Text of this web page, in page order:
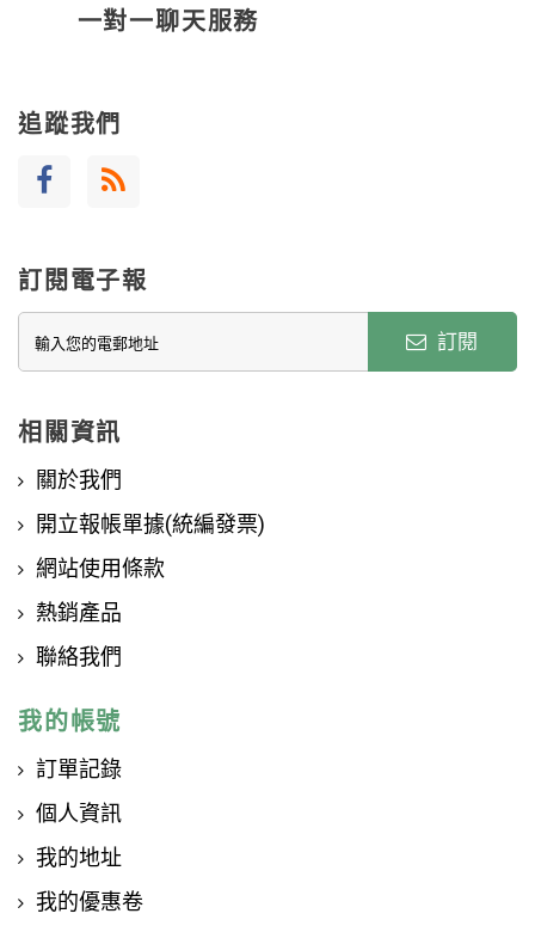
一對一聊天服務
追蹤我們
訂閱電子報
訂閱
相關資訊
關於我們
開立報帳單據(統編發票)
網站使用條款
熱銷產品
聯絡我們
我的帳號
訂單記錄
個人資訊
我的地址
我的優惠卷